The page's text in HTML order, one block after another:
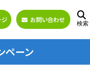
ジ お問い合わせ 検索
ペーン